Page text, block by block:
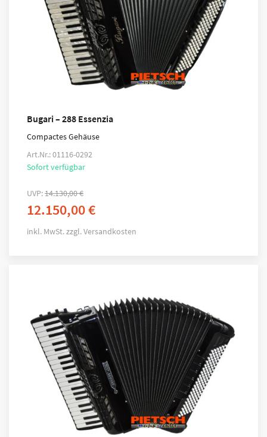
Bugari – 288 Essenzia
Compactes Gehäuse
Art.Nr.: 01116-0292
Sofort verfügbar
UVP:14.130,00€
12.150,00€
inkl. MwSt. zzgl.Versandkosten